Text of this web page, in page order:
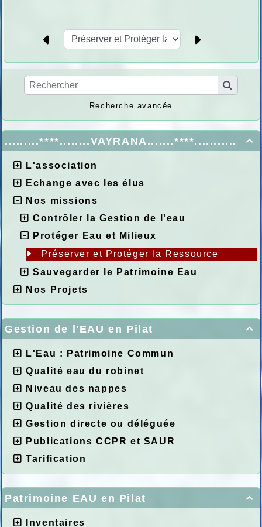
Recherche avancée

.........****........VAYRANA.......****...........
L'association
Echange avec les élus
Nos missions
Contrôler la Gestion de l'eau
Protéger Eau et Milieux
Préserver et Protéger la Ressource
Sauvegarder le Patrimoine Eau
Nos Projets

Gestion de l'EAU en Pilat
L'Eau : Patrimoine Commun
Qualité eau du robinet
Niveau des nappes
Qualité des rivières
Gestion directe ou déléguée
Publications CCPR et SAUR
Tarification

Patrimoine EAU en Pilat
Inventaires